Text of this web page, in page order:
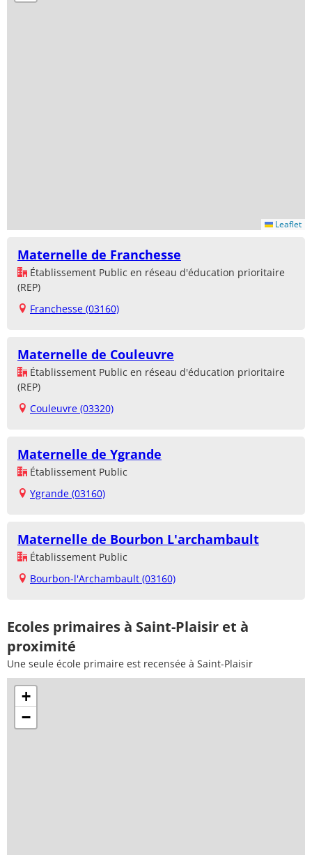
Leaflet
Maternelle de Franchesse
Établissement Public en réseau d'éducation prioritaire
(REP)
Franchesse (03160)
Maternelle de Couleuvre
Établissement Public en réseau d'éducation prioritaire
(REP)
Couleuvre (03320)
Maternelle de Ygrande
Établissement Public
Ygrande (03160)
Maternelle de Bourbon L'archambault
Établissement Public
Bourbon-l'Archambault (03160)
Ecoles primaires à Saint-Plaisir et à
proximité
Une seule école primaire est recensée à Saint-Plaisir
+
−